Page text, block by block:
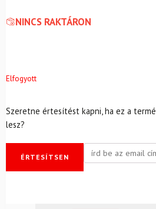
NINCS RAKTÁRON
Elfogyott
Szeretne értesítést kapni, ha ez a
lesz?
ÉRTESÍTSEN